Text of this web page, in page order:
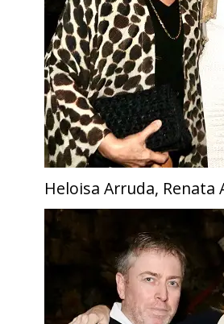
Heloisa Arruda, Renata